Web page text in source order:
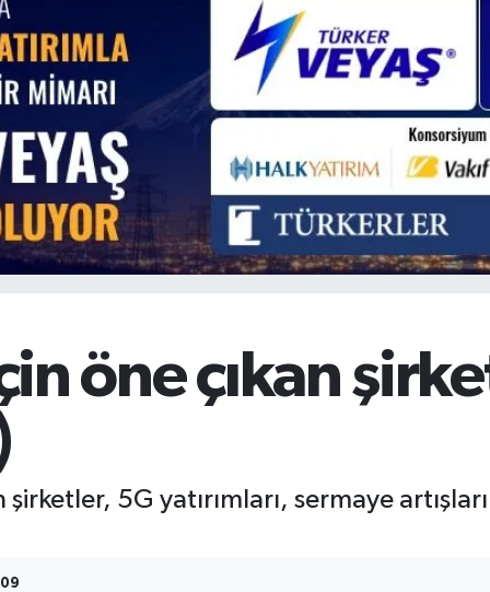
BİST100 13.779
BITCOIN 64.960,21 %0.87
öne çıkan
5G yatırımları, sermaye